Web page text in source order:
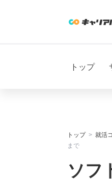
トップ
トップ 就活
まで
ソフ